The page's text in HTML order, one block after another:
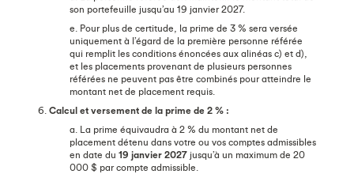
son portefeuille jusqu’au 19 janvier 2027.
e. Pour plus de certitude, la prime de 3 % sera versée
uniquement à l’égard de la première personne référée
qui remplit les conditions énoncées aux alinéas c) et d),
et les placements provenant de plusieurs personnes
référées ne peuvent pas être combinés pour atteindre le
montant net de placement requis.
6. Calcul et versement de la prime de 2 % :
a. La prime équivaudra à 2 % du montant net de
placement détenu dans votre ou vos comptes admissibles
en date du 19 janvier 2027 jusqu’à un maximum de 20
000 $ par compte admissible.